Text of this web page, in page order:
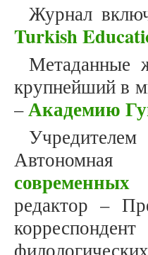
Журнал
Turkish
Метаданные
крупнейший в
–Академию
Учредителем
Автономная
редактор –